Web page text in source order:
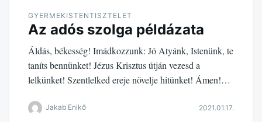
GYERMEKISTENTISZTELET
Az adós szolga példázata
Áldás, békesség! Imádkozzunk: Jó Atyánk, Istenünk, te
taníts bennünket! Jézus Krisztus útján vezesd a
lelkünket! Szentlelked ereje növelje hitünket! Ámen!…
Jakab Enikő 2021.01.17.